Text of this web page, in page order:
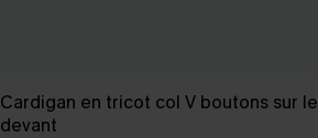
Cardigan en tricot col V boutons sur le
devant